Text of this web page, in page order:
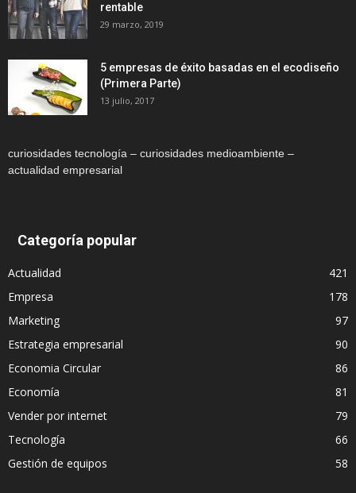
rentable
29 marzo, 2019
5 empresas de éxito basadas en el ecodiseño
(Primera Parte)
13 julio, 2017
curiosidades tecnología – curiosidades medioambiente –
actualidad empresarial
Categoría popular
Actualidad
421
Empresa
178
Marketing
97
Estrategia empresarial
90
Economia Circular
86
Economía
81
Vender por internet
79
Tecnología
66
Gestión de equipos
58